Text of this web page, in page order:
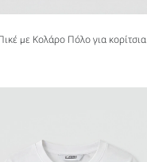
με Κολάρο Πόλο για κορίτσια